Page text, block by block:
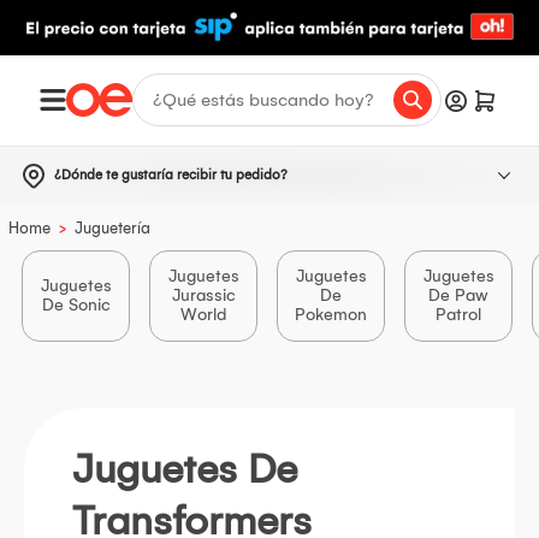
¿Dónde te gustaría recibir tu pedido?
Home > Juguetería
Juguetes
De Sonic
Juguetes
Jurassic
World
Juguetes
De
Pokemon
Juguetes
De Paw
Patrol
Juguetes De
Transformers